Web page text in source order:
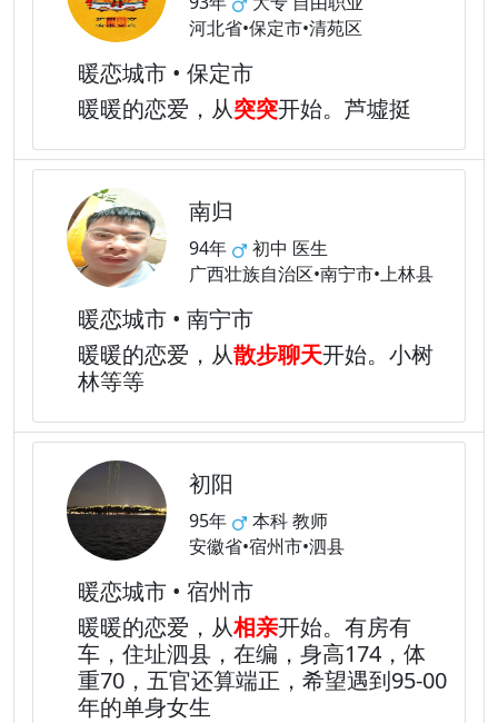
河北省•保定市•清苑区
暖恋城市 • 保定市
暖暖的恋爱，从突突开始。芦墟挺
南归
94年
初中 医生
广西壮族自治区•南宁市•上林县
暖恋城市 • 南宁市
暖暖的恋爱，从散步聊天开始。小树
林等等
初阳
95年
本科 教师
安徽省•宿州市•泗县
暖恋城市 • 宿州市
暖暖的恋爱，从相亲开始。有房有
车，住址泗县，在编，身高174，体
重70，五官还算端正，希望遇到95-00
年的单身女生